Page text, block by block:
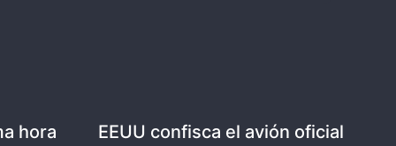
hora
EEUU confisca el avión oficial